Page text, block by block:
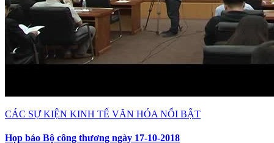
CÁC SỰ KIỆN KINH TẾ VĂN HÓA NỔI BẬT
Họp báo Bộ công thương ngày 17-10-2018